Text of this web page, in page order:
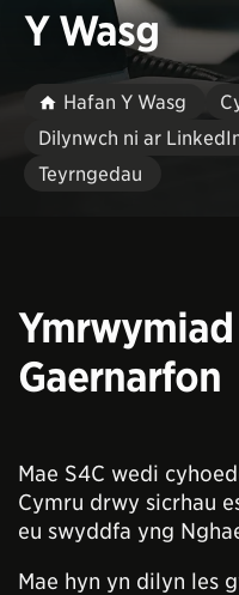
Y Wasg
Hafan Y Wasg
Dilynwch ni ar
Teyrngedau
Ymrwymiad
Gaernarfon
Mae S4C wedi
Cymru drwy sicrhau
eu swyddfa yng
Mae hyn yn dilyn les